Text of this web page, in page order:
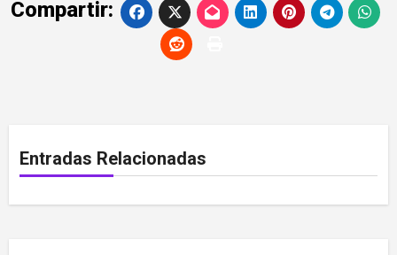
Compartir:
Entradas Relacionadas